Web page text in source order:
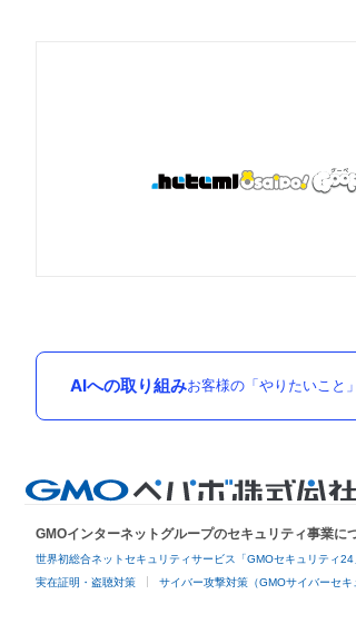
AIへの取り組みお客様の「やりたいこと
GMOインターネットグループのセキュリティ事業に
世界初総合ネットセキュリティサービス「GMOセキュリティ24
実在証明・盗聴対策 サイバー攻撃対策（GMOサイバーセキ